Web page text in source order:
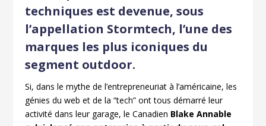
techniques est devenue, sous
l’appellation Stormtech, l’une des
marques les plus iconiques du
segment outdoor.
Si, dans le mythe de l’entrepreneuriat à l’américaine, les
génies du web et de la “tech” ont tous démarré leur
activité dans leur garage, le Canadien Blake Annable